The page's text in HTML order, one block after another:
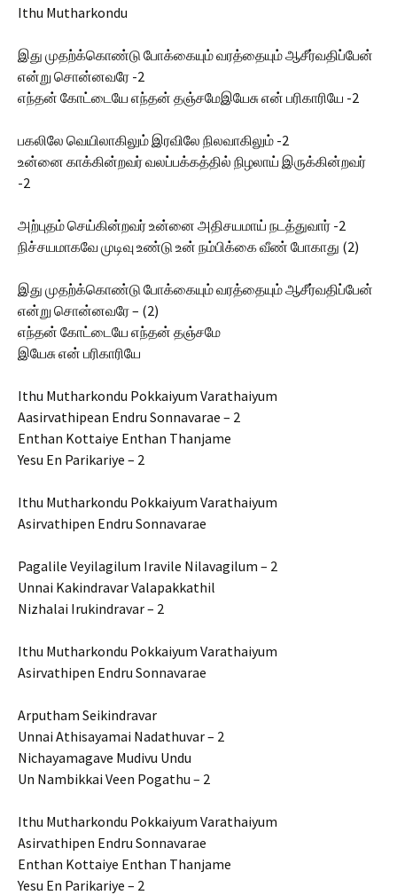
Ithu Mutharkondu
இது முதற்க்கொண்டு போக்கையும் வரத்தையும் ஆசீர்வதிப்பேன்
என்று சொன்னவரே -2
எந்தன் கோட்டையே எந்தன் தஞ்சமேஇயேசு என் பரிகாரியே -2
பகலிலே வெயிலாகிலும் இரவிலே நிலவாகிலும் -2
உன்னை காக்கின்றவர் வலப்பக்கத்தில் நிழலாய் இருக்கின்றவர்
-2
அற்புதம் செய்கின்றவர் உன்னை அதிசயமாய் நடத்துவார் -2
நிச்சயமாகவே முடிவு உண்டு உன் நம்பிக்கை வீண் போகாது (2)
இது முதற்க்கொண்டு போக்கையும் வரத்தையும் ஆசீர்வதிப்பேன்
என்று சொன்னவரே – (2)
எந்தன் கோட்டையே எந்தன் தஞ்சமே
இயேசு என் பரிகாரியே
Ithu Mutharkondu Pokkaiyum Varathaiyum
Aasirvathipean Endru Sonnavarae – 2
Enthan Kottaiye Enthan Thanjame
Yesu En Parikariye – 2
Ithu Mutharkondu Pokkaiyum Varathaiyum
Asirvathipen Endru Sonnavarae
Pagalile Veyilagilum Iravile Nilavagilum – 2
Unnai Kakindravar Valapakkathil
Nizhalai Irukindravar – 2
Ithu Mutharkondu Pokkaiyum Varathaiyum
Asirvathipen Endru Sonnavarae
Arputham Seikindravar
Unnai Athisayamai Nadathuvar – 2
Nichayamagave Mudivu Undu
Un Nambikkai Veen Pogathu – 2
Ithu Mutharkondu Pokkaiyum Varathaiyum
Asirvathipen Endru Sonnavarae
Enthan Kottaiye Enthan Thanjame
Yesu En Parikariye – 2